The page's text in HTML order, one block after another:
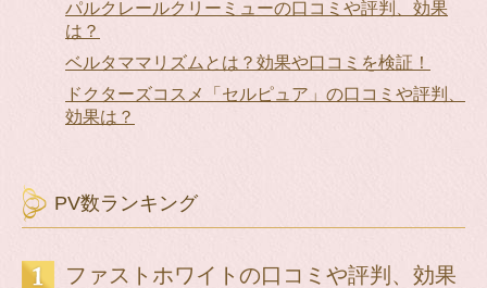
パルクレールクリーミューの口コミや評判、効果
は？
ベルタママリズムとは？効果や口コミを検証！
ドクターズコスメ「セルピュア」の口コミや評判、
効果は？
PV数ランキング
ファストホワイトの口コミや評判、効果